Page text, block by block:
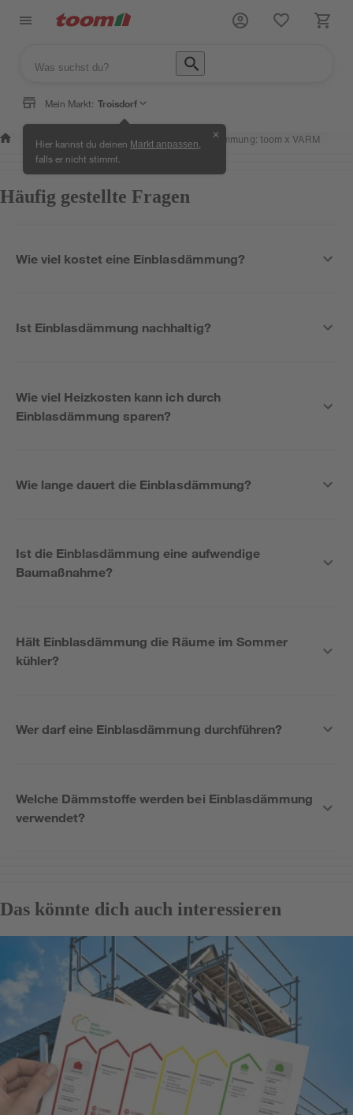
Mein Markt: Troisdorf
Hier kannst du deinen Markt anpassen
falls er nicht stimmt.
✕
Wissen & Service / toom Service / Dämmung: toom x VARM
Häufig gestellte Fragen
Wie viel kostet eine Einblasdämmung?
Ist Einblasdämmung nachhaltig?
Wie viel Heizkosten kann ich durch
Einblasdämmung sparen?
Wie lange dauert die Einblasdämmung?
Ist die Einblasdämmung eine aufwendige
Baumaßnahme?
Hält Einblasdämmung die Räume im Sommer
kühler?
Wer darf eine Einblasdämmung durchführen?
Welche Dämmstoffe werden bei Einblasdämmung
verwendet?
Das könnte dich auch interessieren